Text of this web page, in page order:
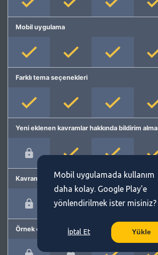
Mobil uygulama
Farklı tema seçenekleri
Yeni eklenen kavramlar hakkında bildirim alma
Kavram önerme
Örnek cümleler
Mobil uygulamada kullanım
daha kolay. Google Play'e
yönlendirilmek ister misiniz?
İptal Et Yükle